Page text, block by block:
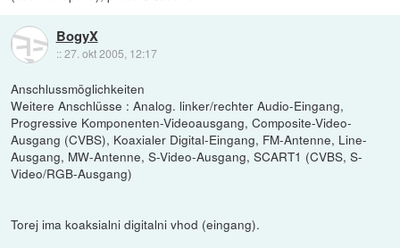
BogyX
::27. okt 2005, 12:17
Anschlussmöglichkeiten
Weitere Anschlüsse : Analog. linker/rechter Audio-Eingang,
Progressive Komponenten-Videoausgang, Composite-Video-
Ausgang (CVBS), Koaxialer Digital-Eingang, FM-Antenne, Line-
Ausgang, MW-Antenne, S-Video-Ausgang, SCART1 (CVBS, S-
Video/RGB-Ausgang)
Torej ima koaksialni digitalni vhod (eingang).